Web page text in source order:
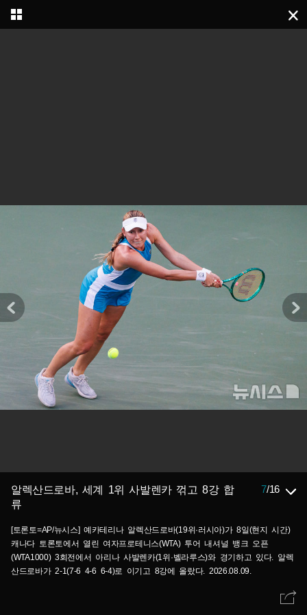
알렉산드로바, 세계 1위 사발렌카 꺾고 8강 합
류
7/16
[토론토=AP/뉴시스] 예카테리나 알렉산드로바(19위·러시아)가 8일(현지 시간)
캐나다 토론토에서 열린 여자프로테니스(WTA) 투어 내셔널 뱅크 오픈
(WTA1000) 3회전에서 아리나 사발렌카(1위·벨라루스)와 경기하고 있다. 알렉
산드로바가 2-1(7-6 4-6 6-4)로 이기고 8강에 올랐다. 2026.08.09.